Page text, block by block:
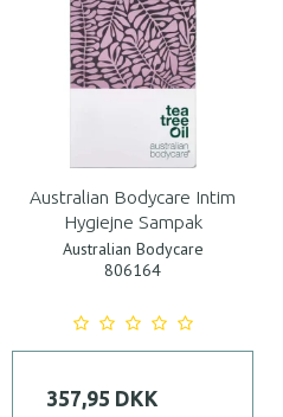
Australian Bodycare Intim
Hygiejne Sampak
Australian Bodycare
806164
357,95 DKK